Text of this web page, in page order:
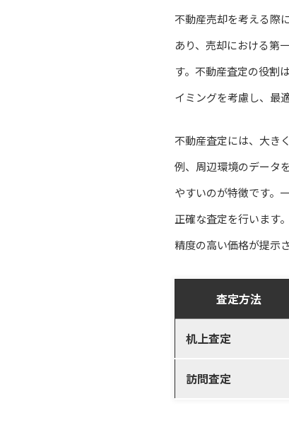
不動産売却を考える際
あり、売却における第
す。不動産査定の役割
イミングを考慮し、最
不動産査定には、大き
例、周辺環境のデータ
やすいのが特徴です。
正確な査定を行います
精度の高い価格が提示
査定方法
机上査定
訪問査定